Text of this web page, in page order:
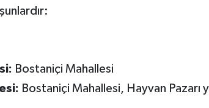
Bostaniçi Mahallesi
Bostaniçi Mahallesi, Hayvan Pazarı